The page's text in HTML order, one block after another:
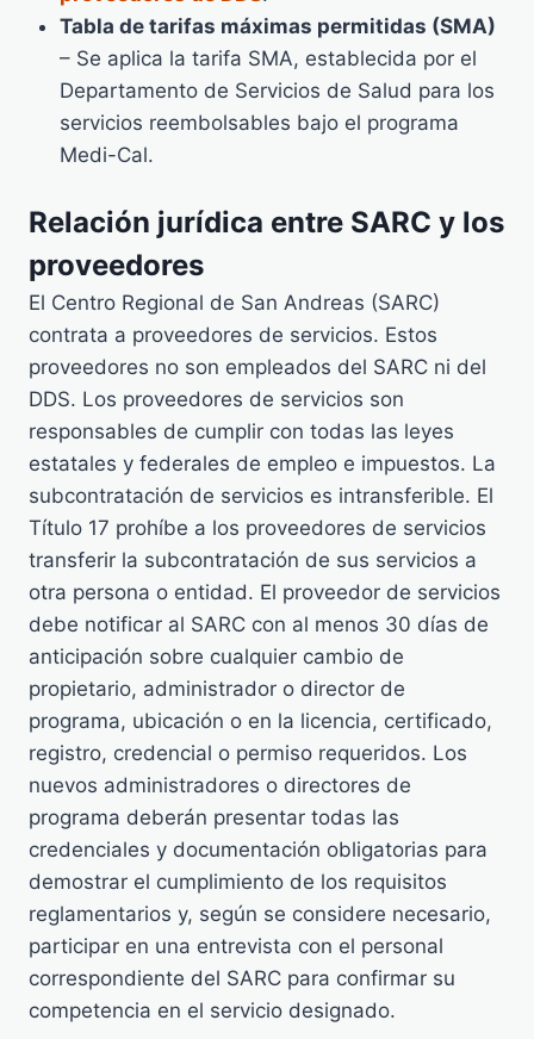
Tabla de tarifas máximas permitidas (SMA)
– Se aplica la tarifa SMA, establecida por el
Departamento de Servicios de Salud para los
servicios reembolsables bajo el programa
Medi-Cal.
Relación jurídica entre SARC y los
proveedores
El Centro Regional de San Andreas (SARC)
contrata a proveedores de servicios. Estos
proveedores no son empleados del SARC ni del
DDS. Los proveedores de servicios son
responsables de cumplir con todas las leyes
estatales y federales de empleo e impuestos. La
subcontratación de servicios es intransferible. El
Título 17 prohíbe a los proveedores de servicios
transferir la subcontratación de sus servicios a
otra persona o entidad. El proveedor de servicios
debe notificar al SARC con al menos 30 días de
anticipación sobre cualquier cambio de
propietario, administrador o director de
programa, ubicación o en la licencia, certificado,
registro, credencial o permiso requeridos. Los
nuevos administradores o directores de
programa deberán presentar todas las
credenciales y documentación obligatorias para
demostrar el cumplimiento de los requisitos
reglamentarios y, según se considere necesario,
participar en una entrevista con el personal
correspondiente del SARC para confirmar su
competencia en el servicio designado.